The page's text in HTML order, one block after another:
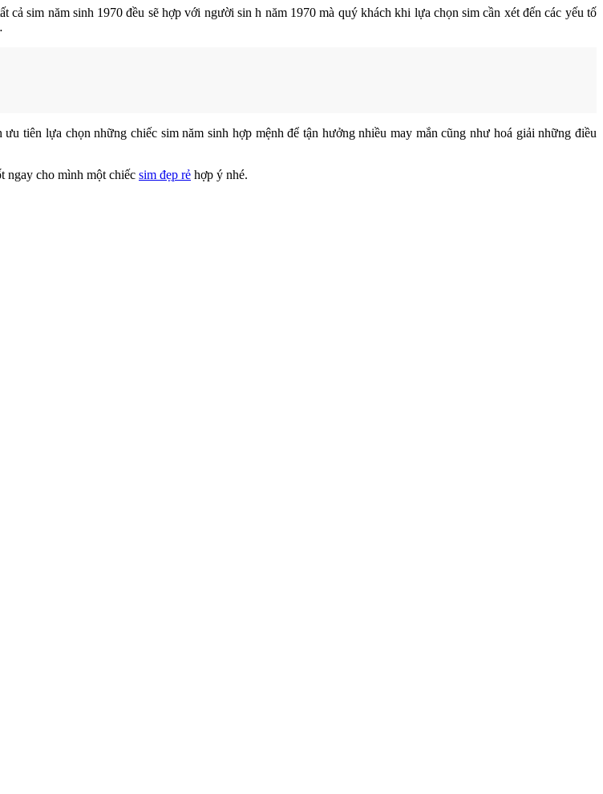
sim năm sinh 1970 đều sẽ hợp với người sin h năm 1970 mà quý khách khi lựa chọn sim cần xét đến các yếu tố
tiên lựa chọn những chiếc sim năm sinh hợp mệnh để tận hưởng nhiều may mắn cũng như hoá giải những điều
ngay cho mình một chiếc sim đẹp rẻ hợp ý nhé.